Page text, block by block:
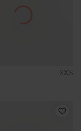
XXS